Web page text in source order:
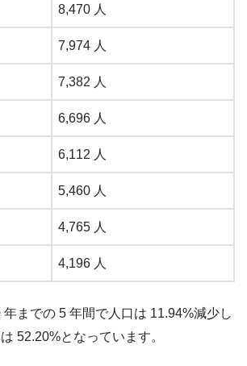
8,470 人
7,974 人
7,382 人
6,696 人
6,112 人
5,460 人
4,765 人
4,196 人
までの 5 年間で人口は 11.94%減少し
52.20%となっています。